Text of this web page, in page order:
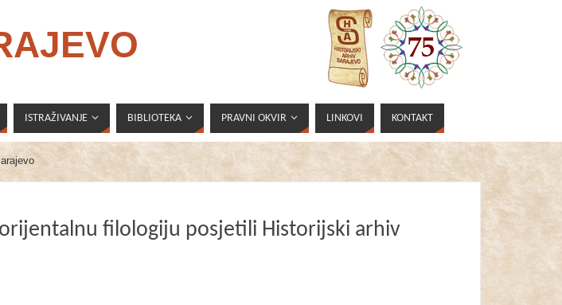
ISTRAŽIVANJE BIBLIOTEKA PRAVNI OKVIR LINKOVI KONTAKT
filologiju posjetili Historijski arhiv